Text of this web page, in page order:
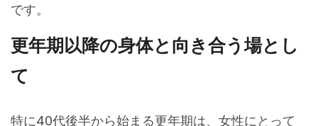
です。
更年期以降の身体と向き合う場とし
て
特に40代後半から始まる更年期は、女性にとって